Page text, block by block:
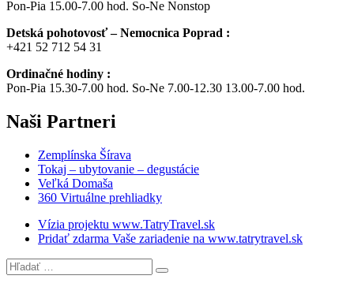
Pon-Pia 15.00-7.00 hod. So-Ne Nonstop
Detská pohotovosť – Nemocnica Poprad :
+421 52 712 54 31
Ordinačné hodiny :
Pon-Pia 15.30-7.00 hod. So-Ne 7.00-12.30 13.00-7.00 hod.
Naši Partneri
Zemplínska Šírava
Tokaj – ubytovanie – degustácie
Veľká Domaša
360 Virtuálne prehliadky
Vízia projektu www.TatryTravel.sk
Pridať zdarma Vaše zariadenie na www.tatrytravel.sk